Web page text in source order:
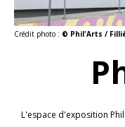
Crédit photo : © Phil'Arts /
L'espace d'exposition